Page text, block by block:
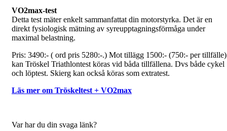
VO2max-test
Detta test mäter enkelt sammanfattat din motorstyrka. Det är en
direkt fysiologisk mätning av syreupptagningsförmåga under
maximal belastning.
Pris: 3490:- ( ord pris 5280:-.) Mot tillägg 1500:- (750:- per tillfälle)
kan Tröskel Triathlontest köras vid båda tillfällena. Dvs både cykel
och löptest. Skierg kan också köras som extratest.
Läs mer om Tröskeltest + VO2max
Var har du din svaga länk?